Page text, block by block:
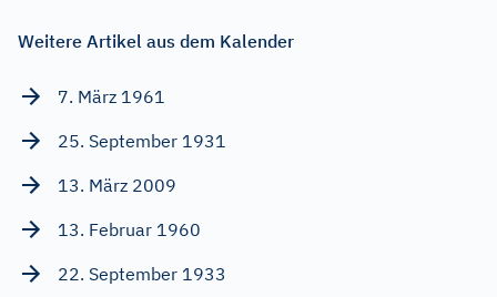
Weitere Artikel aus dem Kalender
7. März 1961
25. September 1931
13. März 2009
13. Februar 1960
22. September 1933